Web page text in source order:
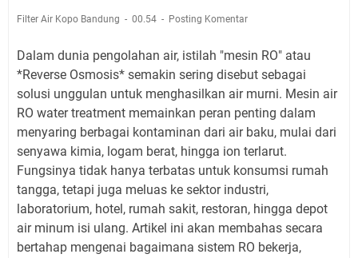
Filter Air Kopo Bandung 00.54 Posting Komentar
Dalam dunia pengolahan air, istilah "mesin RO" atau
*Reverse Osmosis* semakin sering disebut sebagai
solusi unggulan untuk menghasilkan air murni. Mesin air
RO water treatment memainkan peran penting dalam
menyaring berbagai kontaminan dari air baku, mulai dari
senyawa kimia, logam berat, hingga ion terlarut.
Fungsinya tidak hanya terbatas untuk konsumsi rumah
tangga, tetapi juga meluas ke sektor industri,
laboratorium, hotel, rumah sakit, restoran, hingga depot
air minum isi ulang. Artikel ini akan membahas secara
bertahap mengenai bagaimana sistem RO bekerja,